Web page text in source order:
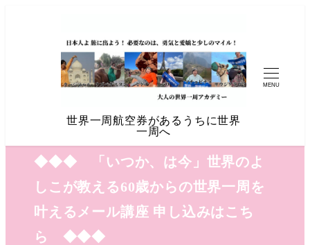
世界一周航空券があるうちに世界
一周へ
MENU
◆◆◆ 「いつか、は今」世界のよ
しこが教える60歳からの世界一周を
叶えるメール講座 申し込みはこち
ら ◆◆◆